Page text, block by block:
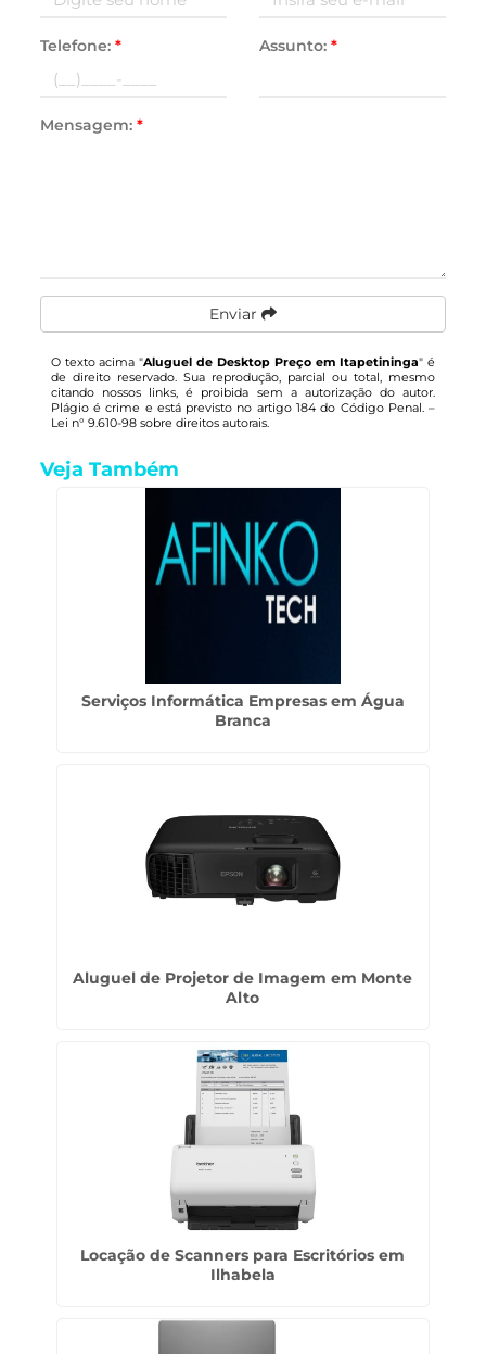
Telefone: * Assunto: *
Mensagem: *
Enviar
O texto acima "Aluguel de Desktop Preço em Itapetininga" é
de direito reservado. Sua reprodução, parcial ou total, mesmo
citando nossos links, é proibida sem a autorização do autor.
Plágio é crime e está previsto no artigo 184 do Código Penal. –
Lei n° 9.610-98 sobre direitos autorais.
Veja Também
Serviços Informática Empresas em Água
Branca
Aluguel de Projetor de Imagem em Monte
Alto
Locação de Scanners para Escritórios em
Ilhabela